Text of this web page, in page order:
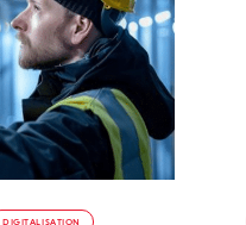
DIGITALISATION